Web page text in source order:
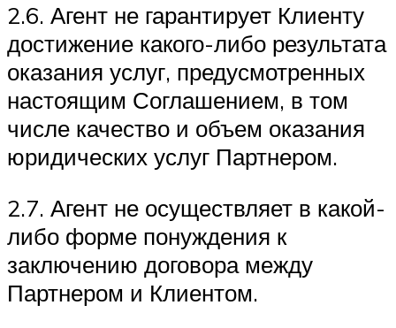
2.6. Агент не гарантирует Клиенту
достижение какого-либо результата
оказания услуг, предусмотренных
настоящим Соглашением, в том
числе качество и объем оказания
юридических услуг Партнером.
2.7. Агент не осуществляет в какой-
либо форме понуждения к
заключению договора между
Партнером и Клиентом.